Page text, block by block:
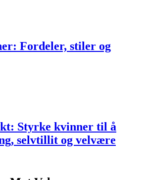
Fordeler, stiler og
Styrke kvinner til å
selvtillit og velvære